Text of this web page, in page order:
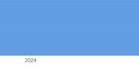
2024